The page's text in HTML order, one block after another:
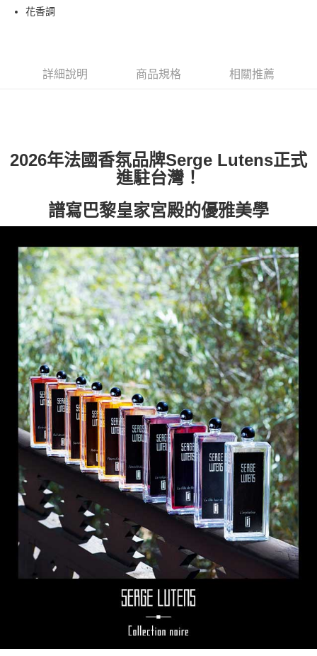
付款後全家取貨
每筆NT$100，滿NT$1,000(含以上)免運費
宅配(全站)
每筆NT$80，滿NT$1,000(含以上)免運費
花香調
詳細說明 商品規格 相關推薦
2026年法國香氛品牌Serge Lutens正式
進駐台灣！
譜寫巴黎皇家宮殿的優雅美學